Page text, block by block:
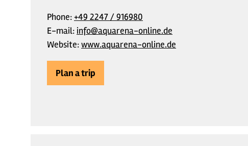
Phone:+49 2247 / 916980
E-mail: info@aquarena-online.de
Website:www.aquarena-online.de
Plan a trip